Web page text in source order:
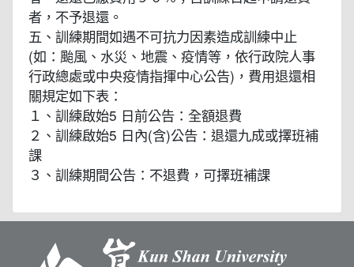
者，不予退還。
五、訓練期間如遇不可抗力因素造成訓練中止
(如：颱風、水災、地震、疫情等，依行政院人事
行政總處或中央疫情指揮中心公告)，費用退還相
關規定如下表：
１、訓練啟始5 日前公告：全額退費
２、訓練啟始5 日內(含)公告：退還九成或擇班補
課
３、訓練期間公告：不退費，可擇班補課